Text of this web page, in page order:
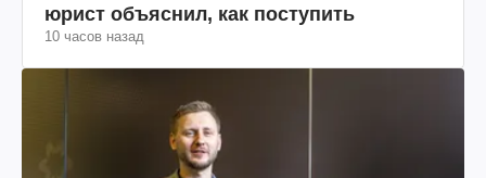
юрист объяснил, как поступить
10 часов назад